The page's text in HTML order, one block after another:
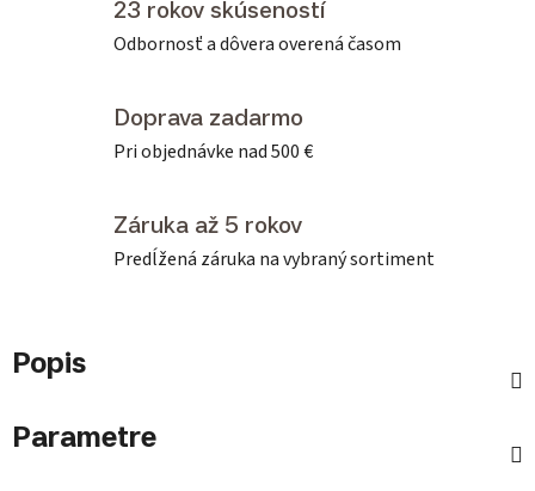
23 rokov skúseností
Odbornosť a dôvera overená časom
Doprava zadarmo
Pri objednávke nad 500 €
Záruka až 5 rokov
Predĺžená záruka na vybraný sortiment
Popis
Parametre